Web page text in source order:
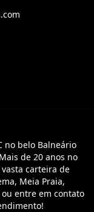
no belo Balneário
de 20 anos no
carteira de
Meia Praia,
entre em contato